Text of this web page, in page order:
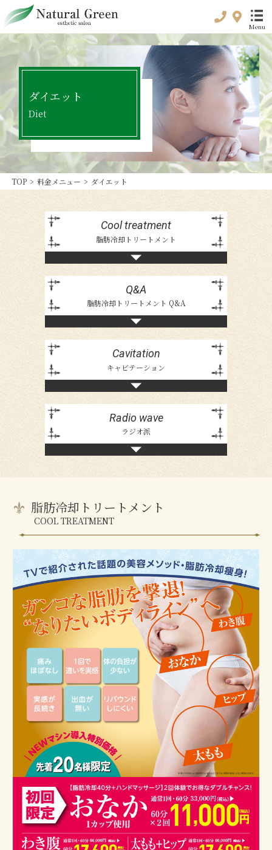
Menu
top
初めてのお客様へ
For customer
初回限定プラン
Special plan
料金メニュー
Price & Menu
プリペイド
Prepaid
キャンペーン
Campaign
About us
Contact
Information
サイトのご利用について
About site
ダイエット
Diet
TOP > 料金メニュー > ダイエット
Cool treatment
脂肪冷却トリートメント
Q&A
脂肪冷却トリートメント Q&A
Cavitation
キャビテーション
Radio wave
ラジオ派
脂肪冷却トリートメント
COOL TREATMENT